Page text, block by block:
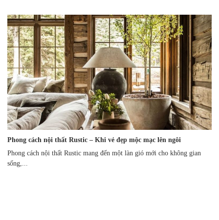
Phong cách nội thất Rustic – Khi vẻ đẹp mộc mạc lên ngôi
Phong cách nội thất Rustic mang đến một làn gió mới cho không gian
sống,...